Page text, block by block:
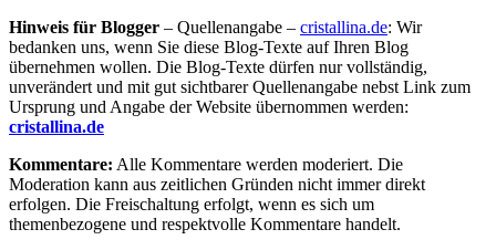
Hinweis für Blogger – Quellenangabe – cristallina.de: Wir
bedanken uns, wenn Sie diese Blog-Texte auf Ihren Blog
übernehmen wollen. Die Blog-Texte dürfen nur vollständig,
unverändert und mit gut sichtbarer Quellenangabe nebst Link zum
Ursprung und Angabe der Website übernommen werden:
cristallina.de
Kommentare: Alle Kommentare werden moderiert. Die
Moderation kann aus zeitlichen Gründen nicht immer direkt
erfolgen. Die Freischaltung erfolgt, wenn es sich um
themenbezogene und respektvolle Kommentare handelt.